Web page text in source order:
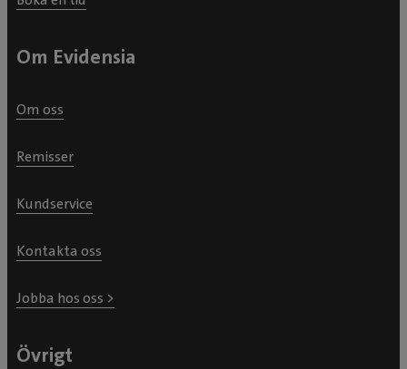
Om Evidensia
Om oss
Remisser
Kundservice
Kontakta oss
Jobba hos oss >
Övrigt